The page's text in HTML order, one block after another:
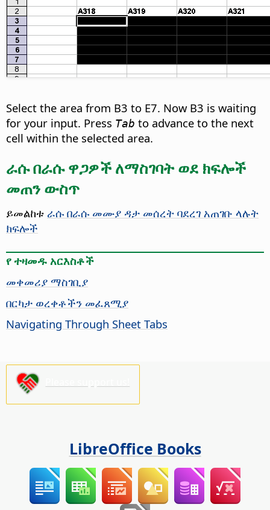
Select the area from B3 to E7. Now B3 is waiting
for your input. Press Tab to advance to the next
cell within the selected area.
ራሱ በራሱ ዋጋዎች ለማስገባት ወደ ክፍሎች
መጠን ውስጥ
ይመልከቱ ራሱ በራሱ መሙያ ዳታ መሰረት ባደረገ አጠገቡ ላሉት
ክፍሎች
የ ተዛመዱ አርእስቶች
መቀመሪያ ማስገቢያ
በርካታ ወረቀቶችን መፈጸሚያ
Navigating Through Sheet Tabs
LibreOffice Books